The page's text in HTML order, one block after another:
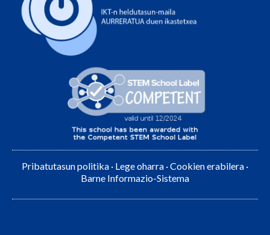
Pribatutasun politika · Lege oharra ·Cookien erabilera ·
Barne Informazio-Sistema